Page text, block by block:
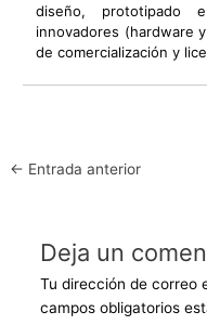
diseño, prototipado
innovadores (hardware
de comercialización y
← Entrada anterior
Deja un
Tu dirección de correo
campos obligatorios